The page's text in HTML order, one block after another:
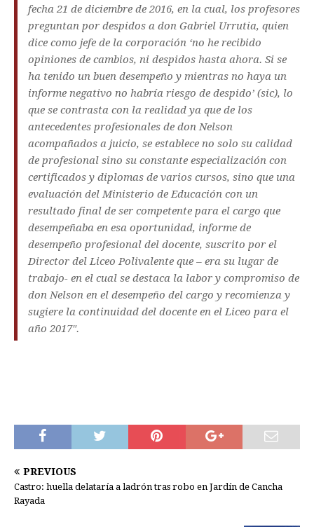
fecha 21 de diciembre de 2016, en la cual, los profesores
preguntan por despidos a don Gabriel Urrutia, quien
dice como jefe de la corporación ‘no he recibido
opiniones de cambios, ni despidos hasta ahora. Si se
ha tenido un buen desempeño y mientras no haya un
informe negativo no habría riesgo de despido’ (sic), lo
que se contrasta con la realidad ya que de los
antecedentes profesionales de don Nelson
acompañados a juicio, se establece no solo su calidad
de profesional sino su constante especialización con
certificados y diplomas de varios cursos, sino que una
evaluación del Ministerio de Educación con un
resultado final de ser competente para el cargo que
desempeñaba en esa oportunidad, informe de
desempeño profesional del docente, suscrito por el
Director del Liceo Polivalente que – era su lugar de
trabajo- en el cual se destaca la labor y compromiso de
don Nelson en el desempeño del cargo y recomienza y
sugiere la continuidad del docente en el Liceo para el
año 2017″.
PREVIOUS
Castro: huella delataría a ladrón tras robo en Jardín de Cancha
Rayada